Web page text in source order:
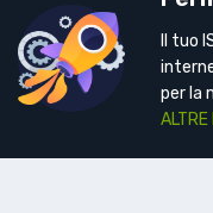
Il tuo
per la
ALTRE